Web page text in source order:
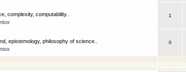
complexity, computability..
1
epistemology, philosophy of science..
0